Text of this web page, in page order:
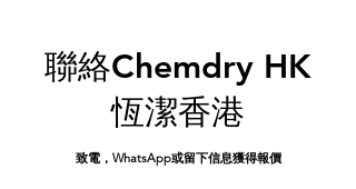
聯絡Chemdry HK
恆潔香港
​致電，WhatsApp或留下信息獲得報價